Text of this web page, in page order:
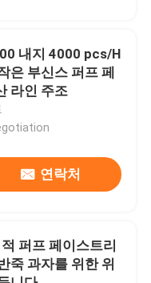
내지 4000 pcs/H
은 부신스 퍼프 페
라인 주조
연락처
퍼프 페이스트리
죽 과자를 위한 위